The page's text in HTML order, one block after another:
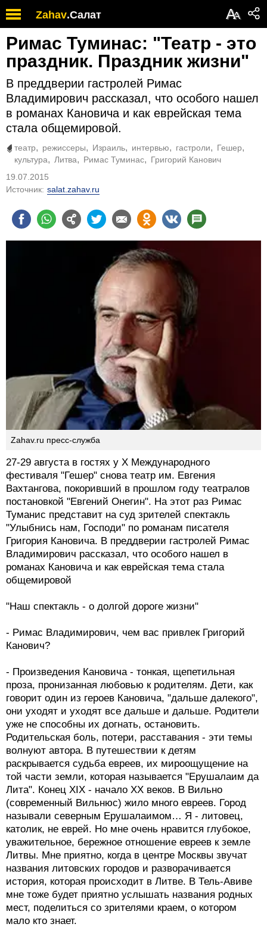
Zahav.Салат АА
Римас Туминас: "Театр - это
праздник. Праздник жизни"
В преддверии гастролей Римас
Владимирович рассказал, что особого нашел
в романах Кановича и как еврейская тема
стала общемировой.
театр режиссеры Израиль интервью гастроли
Гешер
культура
Литва Римас Туминас
Григорий Канович
19.07.2015
Источник: salat.zahav.ru
Zahav.ru пресс-служба
27-29 августа в гостях у Х Международного
фестиваля "Гешер" снова театр им. Евгения
Вахтангова, покоривший в прошлом году театралов
постановкой "Евгений Онегин". На этот раз Римас
Туманис представит на суд зрителей спектакль
"Улыбнись нам, Господи" по романам писателя
Григория Кановича. В преддверии гастролей Римас
Владимирович рассказал, что особого нашел в
романах Кановича и как еврейская тема стала
общемировой
"Наш спектакль - о долгой дороге жизни"
- Римас Владимирович, чем вас привлек Григорий
Канович?
- Произведения Кановича - тонкая, щепетильная
проза, пронизанная любовью к родителям. Дети, как
говорит один из героев Кановича, "дальше далекого",
они уходят и уходят все дальше и дальше. Родители
уже не способны их догнать, остановить.
Родительская боль, потери, расставания - эти темы
волнуют автора. В путешествии к детям
раскрывается судьба евреев, их мироощущение на
той части земли, которая называется "Ерушалаим да
Лита". Конец XIX - начало XX веков. В Вильно
(современный Вильнюс) жило много евреев. Город
называли северным Ерушалаимом… Я - литовец,
католик, не еврей. Но мне очень нравится глубокое,
уважительное, бережное отношение евреев к земле
Литвы. Мне приятно, когда в центре Москвы звучат
названия литовских городов и разворачивается
история, которая происходит в Литве. В Тель-Авиве
мне тоже будет приятно услышать названия родных
мест, поделиться со зрителями краем, о котором
мало кто знает.